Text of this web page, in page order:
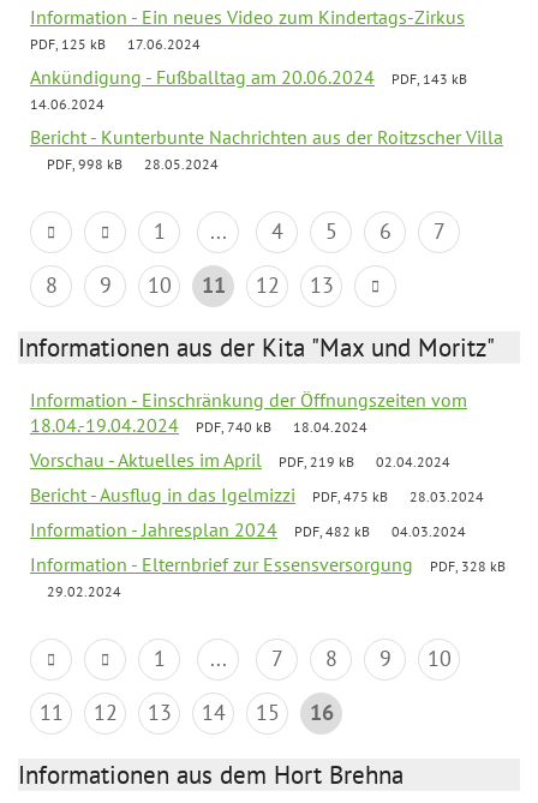
Information - Ein neues Video zum Kindertags-Zirkus
PDF, 125 kB 17.06.2024
Ankündigung - Fußballtag am 20.06.2024
PDF, 143 kB
14.06.2024
Bericht - Kunterbunte Nachrichten aus der Roitzscher Villa
PDF, 998 kB 28.05.2024
1 ... 4 5 6
7
8
9 10 11 12 13
Informationen aus der Kita "Max und Moritz"
Information - Einschränkung der Öffnungszeiten vom
18.04.-19.04.2024
PDF, 740 kB 18.04.2024
Vorschau - Aktuelles im April PDF, 219 kB 02.04.2024
Bericht - Ausflug in das Igelmizzi PDF, 475 kB 28.03.2024
Information - Jahresplan 2024 PDF, 482 kB 04.03.2024
Information - Elternbrief zur Essensversorgung
PDF, 328 kB
29.02.2024
1 ... 7 8 9
10
11
12 13 14 15 16
Informationen aus dem Hort Brehna